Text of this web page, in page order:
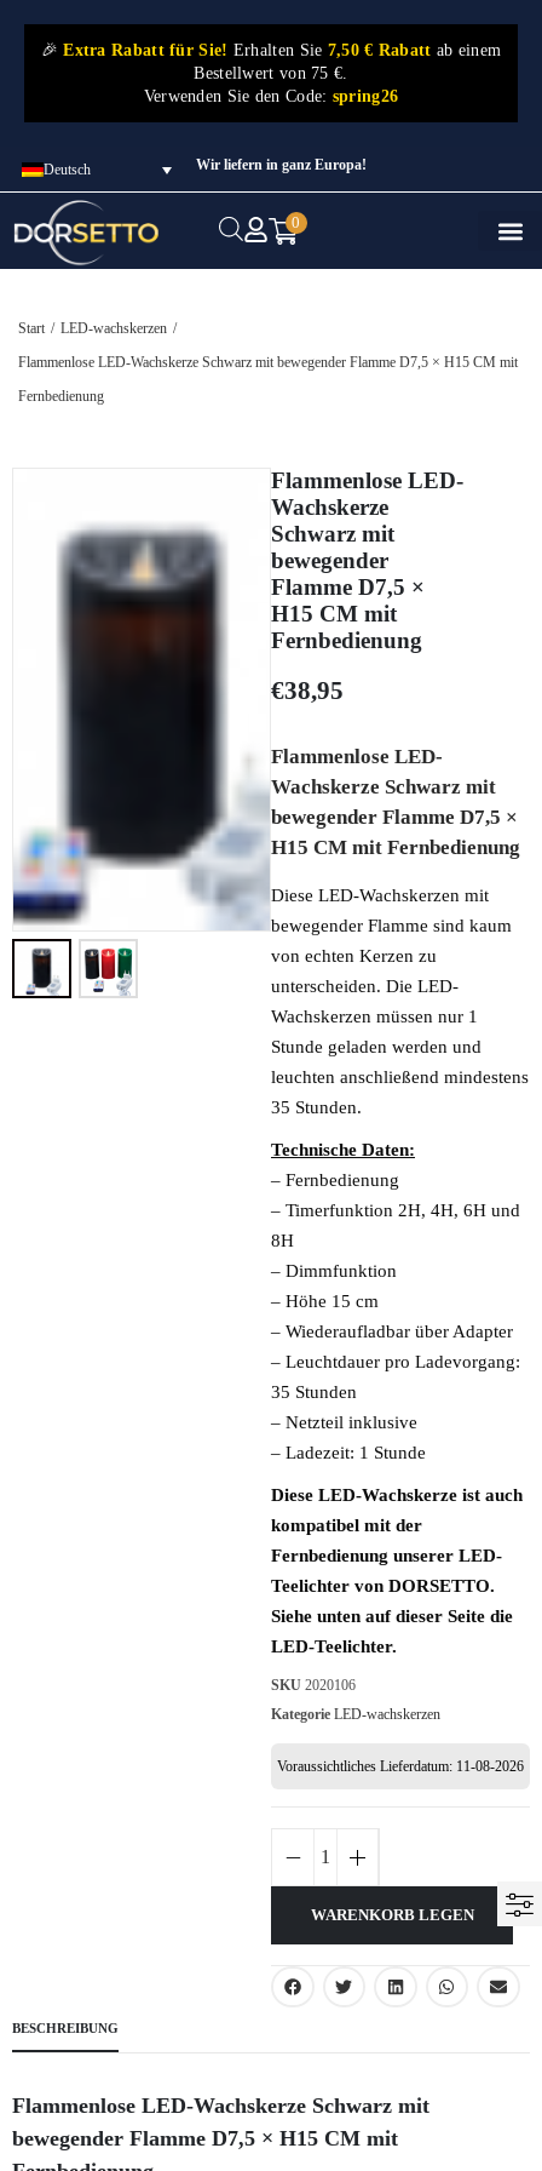
🎉Extra Rabatt für Sie! Erhalten Sie 7,50 € Rabatt ab einem
Bestellwert von 75 €.
Verwenden Sie den Code: spring26
Deutsch Wir liefern in ganz Europa!
0
Start / LED-wachskerzen /
Flammenlose LED-Wachskerze Schwarz mit bewegender Flamme D7,5 × H15 CM mit
Fernbedienung
Flammenlose LED-
Wachskerze
Schwarz mit
bewegender
Flamme D7,5 ×
H15 CM mit
Fernbedienung
€38,95
Flammenlose LED-
Wachskerze Schwarz mit
bewegender Flamme D7,5 ×
H15 CM mit Fernbedienung
Diese LED-Wachskerzen mit
bewegender Flamme sind kaum
von echten Kerzen zu
unterscheiden. Die LED-
Wachskerzen müssen nur 1
Stunde geladen werden und
leuchten anschließend mindestens
35 Stunden.
Technische Daten:
– Fernbedienung
– Timerfunktion 2H, 4H, 6H und
8H
– Dimmfunktion
– Höhe 15 cm
– Wiederaufladbar über Adapter
– Leuchtdauer pro Ladevorgang:
35 Stunden
– Netzteil inklusive
– Ladezeit: 1 Stunde
Diese LED-Wachskerze ist auch
kompatibel mit der
Fernbedienung unserer LED-
Teelichter von DORSETTO.
Siehe unten auf dieser Seite die
LED-Teelichter.
SKU 2020106
Kategorie LED-wachskerzen
Voraussichtliches Lieferdatum: 11-08-2026
WARENKORB LEGEN
BESCHREIBUNG
Flammenlose LED-Wachskerze Schwarz mit
bewegender Flamme D7,5 × H15 CM mit